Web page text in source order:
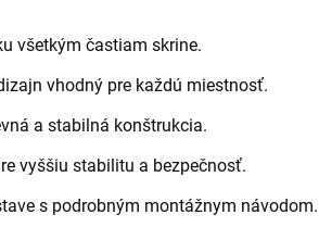
všetkým častiam skrine.
vhodný pre každú miestnosť.
a stabilná konštrukcia.
vyššiu stabilitu a bezpečnosť.
s podrobným montážnym návodom.